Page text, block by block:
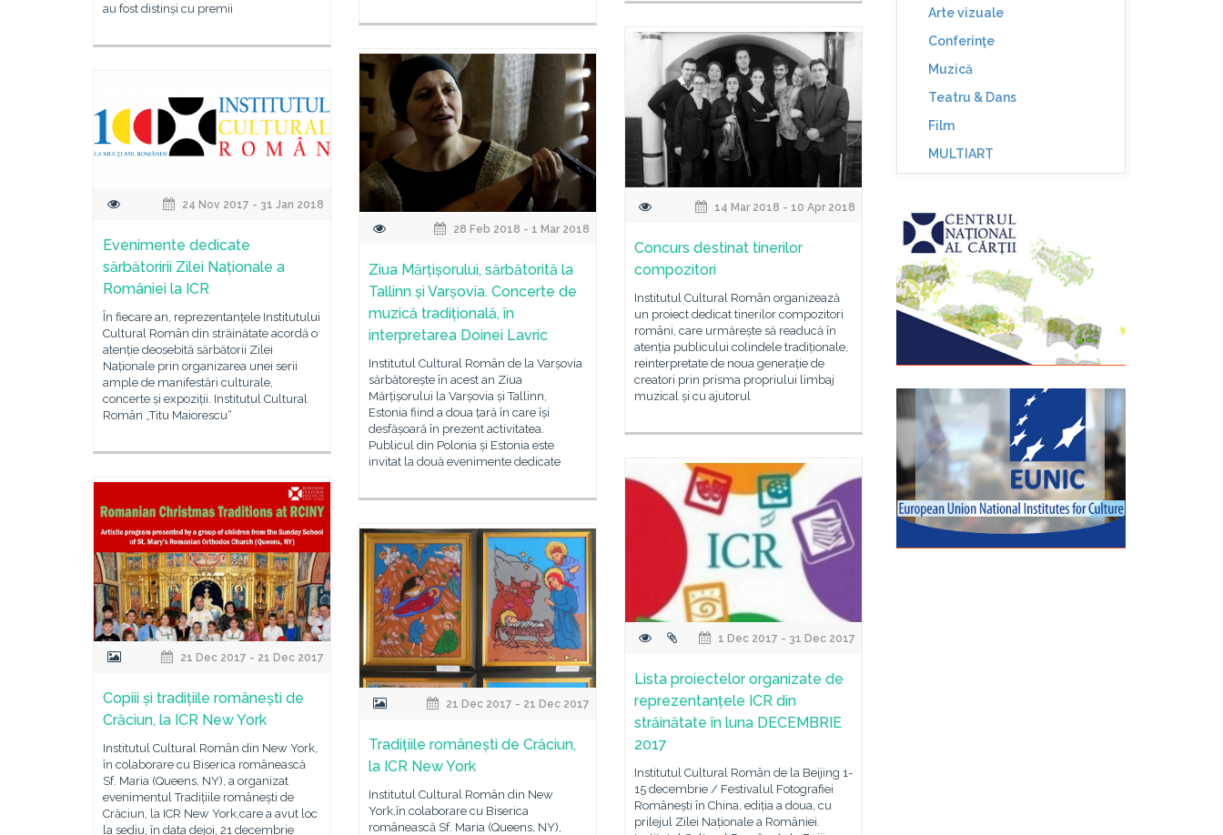
au fost distinși cu premii
14 Mar 2018 - 10 Apr 2018
Concurs destinat tinerilor
compozitori
Institutul Cultural Român organizează
un proiect dedicat tinerilor compozitori
români, care urmărește să readucă în
atenția publicului colindele tradiționale,
reinterpretate de noua generație de
creatori prin prisma propriului limbaj
muzical și cu ajutorul
28 Feb 2018 - 1 Mar 2018
Ziua Mărțișorului, sărbătorită la
Tallinn și Varșovia. Concerte de
muzică tradițională, în
interpretarea Doinei Lavric
Institutul Cultural Român de la Varșovia
sărbătorește în acest an Ziua
Mărțișorului la Varșovia și Tallinn,
Estonia fiind a doua țară în care își
desfășoară în prezent activitatea.
Publicul din Polonia și Estonia este
invitat la două evenimente dedicate
24 Nov 2017 - 31 Jan 2018
Evenimente dedicate
sărbătoririi Zilei Naționale a
României la ICR
În fiecare an, reprezentanțele Institutului
Cultural Român din străinătate acordă o
atenție deosebită sărbătorii Zilei
Naționale prin organizarea unei serii
ample de manifestări culturale,
concerte și expoziții. Institutul Cultural
Român „Titu Maiorescu“
1 Dec 2017 - 31 Dec 2017
Lista proiectelor organizate de
reprezentanțele ICR din
străinătate în luna DECEMBRIE
2017
Institutul Cultural Român de la Beijing 1-
15 decembrie / Festivalul Fotografiei
Românești în China, ediția a doua, cu
prilejul Zilei Naționale a României.
21 Dec 2017 - 21 Dec 2017
Copiii și tradițiile românești de
Crăciun, la ICR New York
Institutul Cultural Român din New York,
în colaborare cu Biserica românească
Sf. Maria (Queens, NY), a organizat
evenimentul Tradițiile românești de
Crăciun, la ICR New York,care a avut loc
la sediu, în data dejoi, 21 decembrie
21 Dec 2017 - 21 Dec 2017
Tradițiile românești de Crăciun,
la ICR New York
Institutul Cultural Român din New
York,în colaborare cu Biserica
românească Sf. Maria (Queens, NY),
Arte vizuale
Conferinţe
Muzică
Teatru & Dans
Film
MULTIART